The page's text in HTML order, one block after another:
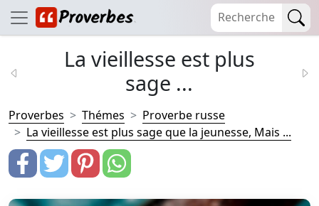
La vieillesse est plus
sage ...
Proverbes Thémes
Proverbe russe
La vieillesse est plus sage que la jeunesse, Mais ...